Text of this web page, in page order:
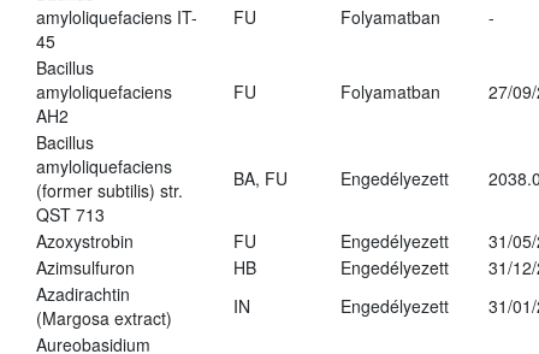
amyloliquefaciens IT-
45
FU Folyamatban -
Bacillus
amyloliquefaciens
AH2
FU Folyamatban 27/
Bacillus
amyloliquefaciens
(former subtilis) str.
QST 713
BA, FU Engedélyezett
Azoxystrobin FU Engedélyezett
31/
Azimsulfuron
HB Engedélyezett
31/
Azadirachtin
(Margosa extract)
IN Engedélyezett
31/
Aureobasidium